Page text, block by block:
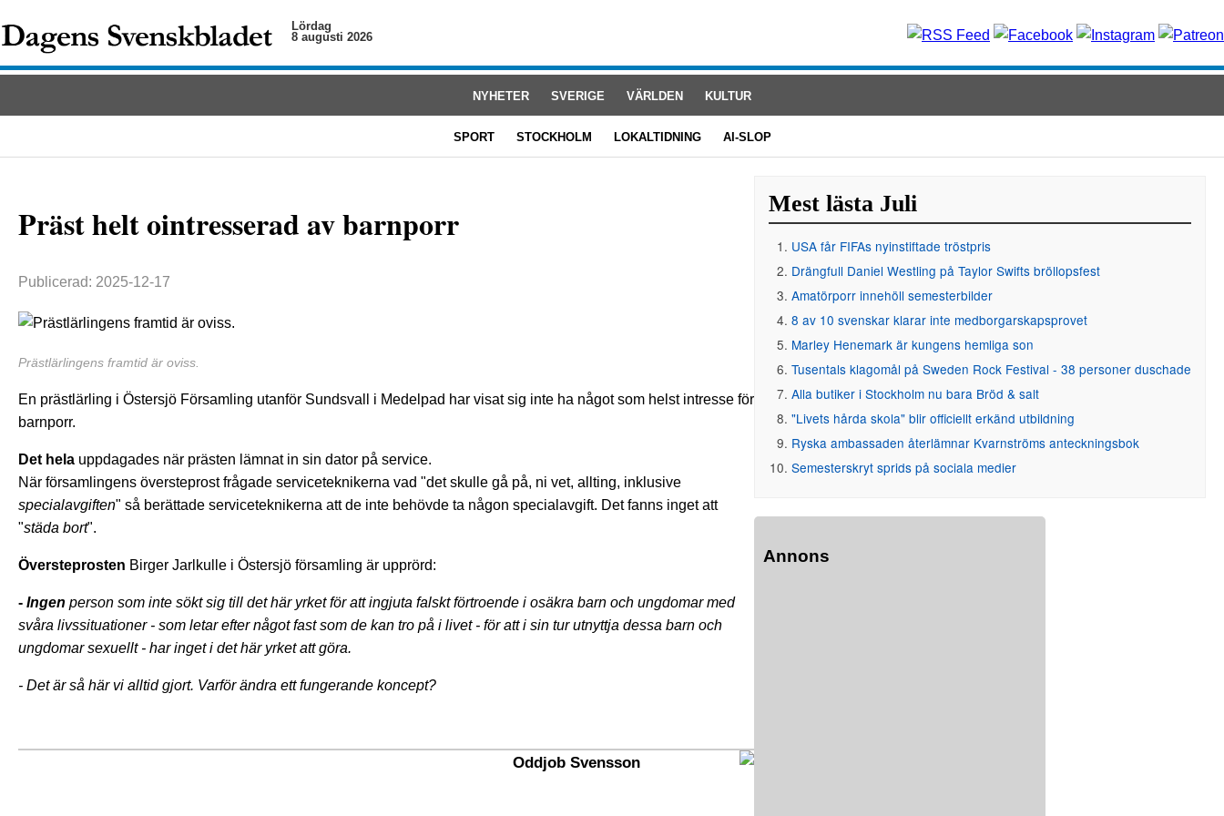
Lördag
8 augusti 2026
NYHETER SVERIGE VÄRLDEN KULTUR
SPORT STOCKHOLM LOKALTIDNING AI-SLOP
Präst helt ointresserad av barnporr
Publicerad: 2025-12-17
Prästlärlingens framtid är oviss.
En prästlärling i Östersjö Församling utanför Sundsvall i Medelpad har visat sig inte ha något som helst intresse för
barnporr.
Det hela uppdagades när prästen lämnat in sin dator på service.
När församlingens översteprost frågade serviceteknikerna vad "det skulle gå på, ni vet, allting, inklusive
specialavgiften" så berättade serviceteknikerna att de inte behövde ta någon specialavgift. Det fanns inget att
"städa bort".
Översteprosten Birger Jarlkulle i Östersjö församling är upprörd:
- Ingen person som inte sökt sig till det här yrket för att ingjuta falskt förtroende i osäkra barn och ungdomar med
svåra livssituationer - som letar efter något fast som de kan tro på i livet - för att i sin tur utnyttja dessa barn och
ungdomar sexuellt - har inget i det här yrket att göra.
- Det är så här vi alltid gjort. Varför ändra ett fungerande koncept?
Oddjob Svensson
Mest lästa Juli
USA får FIFAs nyinstiftade tröstpris
Drängfull Daniel Westling på Taylor Swifts bröllopsfest
Amatörporr innehöll semesterbilder
8 av 10 svenskar klarar inte medborgarskapsprovet
Marley Henemark är kungens hemliga son
Tusentals klagomål på Sweden Rock Festival - 38 personer duschade
Alla butiker i Stockholm nu bara Bröd & salt
"Livets hårda skola" blir officiellt erkänd utbildning
Ryska ambassaden återlämnar Kvarnströms anteckningsbok
Semesterskryt sprids på sociala medier
Annons